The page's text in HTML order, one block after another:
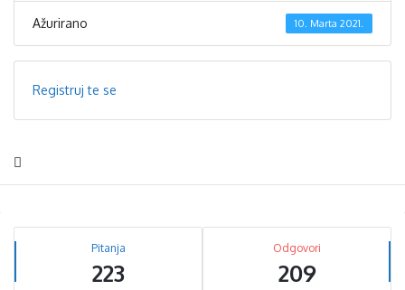
Ažurirano 10. Marta 2021.
Registruj te se
Sidebar
Stats Pitanja
223
Odgovori
209